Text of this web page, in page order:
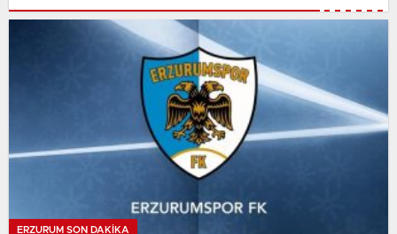
ERZURUM SON DAKİKA